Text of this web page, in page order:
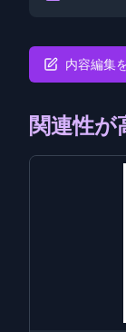
内容編集
関連性が